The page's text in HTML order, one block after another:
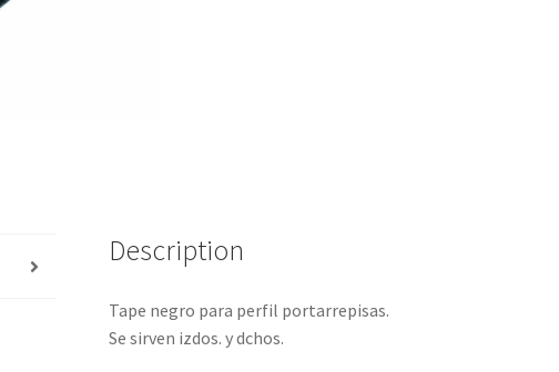
Description
Tape negro para perfil portarrepisas.
Se sirven izdos. y dchos.